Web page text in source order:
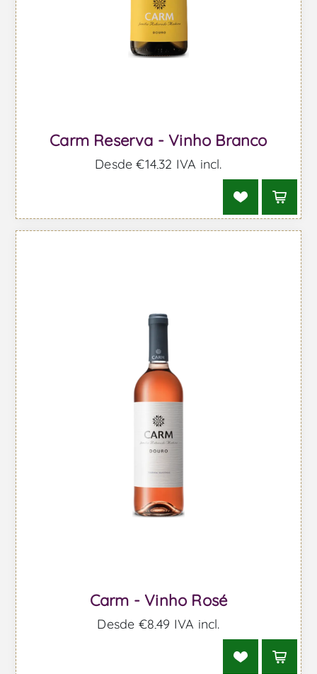
Carm Reserva - Vinho Branco
Desde €14,32 IVA incl.
Carm - Vinho Rosé
Desde €8,49 IVA incl.